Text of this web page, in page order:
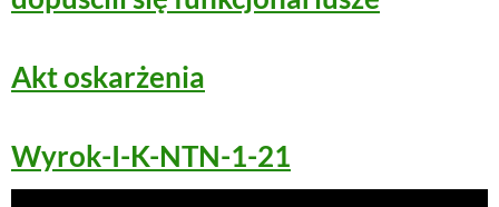
Akt oskarżenia
Wyrok-I-K-NTN-1-21